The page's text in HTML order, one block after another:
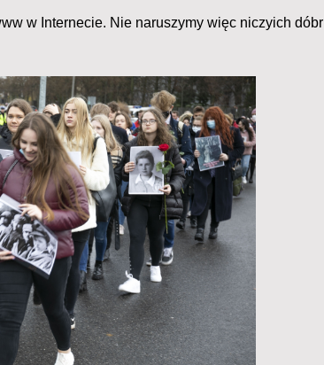
w Internecie. Nie naruszymy więc niczyich dóbr